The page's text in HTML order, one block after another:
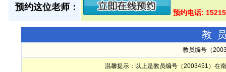
预约这位老师：
预约电话:
教
教员编号（
温馨提示：以上是教员编号（2003451）在